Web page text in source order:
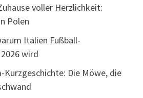
voller Herzlichkeit:
Polen
Italien Fußball-
wird
Kurzgeschichte: Die Möwe, die